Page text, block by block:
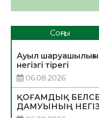
Соңғы
Ауыл
негізгі тірегі
06.08.2026
ҚОҒАМДЫҚ
ДАМУЫНЫҢ